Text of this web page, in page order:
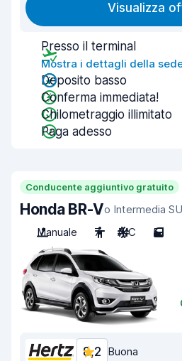
Visualizza
Presso il terminal
Mostra i dettagli della
Deposito basso
Conferma immediata!
Chilometraggio illimitato
Paga adesso
Conducente aggiuntivo gratuito
Honda BR-Vo Intermedia
Manuale
7 A/C 5
8,2 Buona